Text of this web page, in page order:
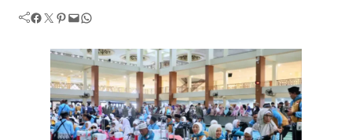
Facebook Twitter Pinterest Mail WhatsApp